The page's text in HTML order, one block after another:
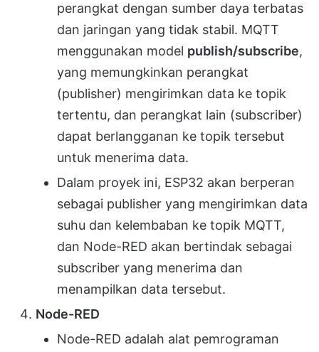
perangkat dengan sumber daya terbatas
dan jaringan yang tidak stabil. MQTT
menggunakan model publish/subscribe,
yang memungkinkan perangkat
(publisher) mengirimkan data ke topik
tertentu, dan perangkat lain (subscriber)
dapat berlangganan ke topik tersebut
untuk menerima data.
Dalam proyek ini, ESP32 akan berperan
sebagai publisher yang mengirimkan data
suhu dan kelembaban ke topik MQTT,
dan Node-RED akan bertindak sebagai
subscriber yang menerima dan
menampilkan data tersebut.
Node-RED
Node-RED adalah alat pemrograman